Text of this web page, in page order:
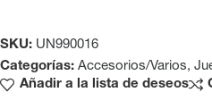
SKU: UN990016
Categorías: Accesorios/Varios,
Añadir a la lista de deseos